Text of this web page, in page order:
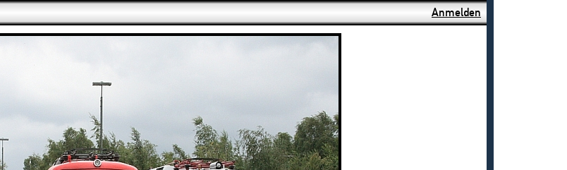
Anmelden